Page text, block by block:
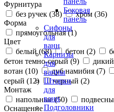
Боковая
панель
Сифоны
для
ванн
Карнизы
для
ванны
Шторки
для
ванн
Подголовники
Фурнитура
без ручек (38) хром (36)
Форма
прямоугольная (1)
Цвет
белый (68) бетон (2)
бетон темно-серый (9)
вотан (10) дуб намибия (7)
серый (12) черный (2)
Монтаж
напольные (50)
Оснащение